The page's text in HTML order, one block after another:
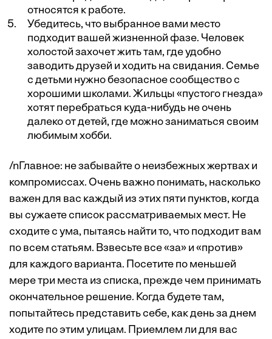
относятся к работе.
Убедитесь, что выбранное вами место
подходит вашей жизненной фазе. Человек
холостой захочет жить там, где удобно
заводить друзей и ходить на свидания. Семье
с детьми нужно безопасное сообщество с
хорошими школами. Жильцы «пустого гнезда»
хотят перебраться куда-нибудь не очень
далеко от детей, где можно заниматься своим
любимым хобби.
/nГлавное: не забывайте о неизбежных жертвах и
компромиссах. Очень важно понимать, насколько
важен для вас каждый из этих пяти пунктов, когда
вы сужаете список рассматриваемых мест. Не
сходите с ума, пытаясь найти то, что подходит вам
по всем статьям. Взвесьте все «за» и «против»
для каждого варианта. Посетите по меньшей
мере три места из списка, прежде чем принимать
окончательное решение. Когда будете там,
попытайтесь представить себе, как день за днем
ходите по этим улицам. Приемлем ли для вас